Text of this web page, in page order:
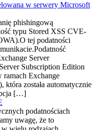
w serwery Microsoft
phishingową
typu Stored XSS CVE-
tej podatności
Server
Subscription Edition
ramach Exchange
została automatycznie
[…]
podatnościach
uwagę, że to